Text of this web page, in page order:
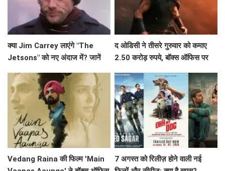
क्या Jim Carrey लाएंगे "The
Jetsons" को नए अंदाज में? जानें
द ओडिसी ने तीसरे गुरुवार को कमाए
2.50 करोड़ रुपये, बॉक्स ऑफिस पर
Vedang Raina की फिल्म 'Main
7 अगस्त को रिलीज़ होने वाली नई